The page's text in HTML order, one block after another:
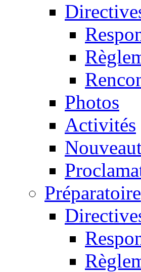
Photos
Activités
Préparatoire